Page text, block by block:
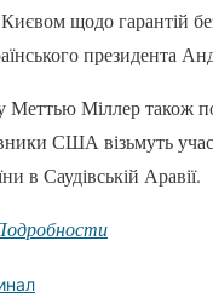
щодо гарантій
президента
Меттью Міллер також
США візьмуть
в Саудівській Аравії.